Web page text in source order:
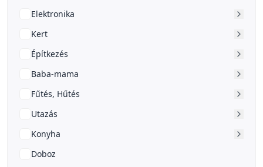
Elektronika
Kert
Építkezés
Baba-mama
Fűtés, Hűtés
Utazás
Konyha
Doboz